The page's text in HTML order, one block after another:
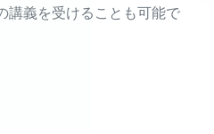
講義を受けることも可能で